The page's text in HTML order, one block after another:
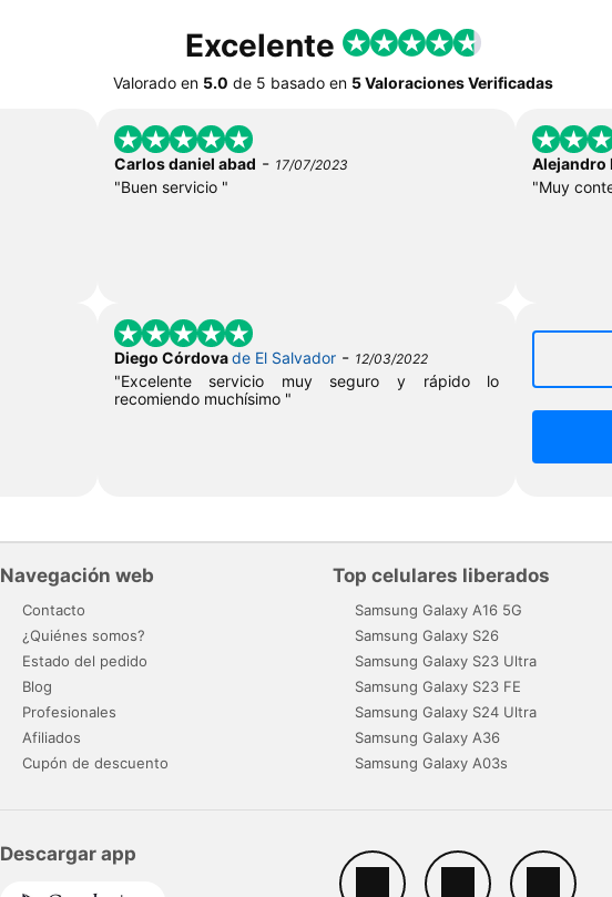
Excelente
Valorado en 5.0 de 5 basado en 5 Valoraciones Verificadas
Carlos daniel abad - 17/07/2023
"Buen servicio "
Alejandro
"Muy
Diego Córdovade El Salvador- 12/03/2022
"Excelente servicio muy seguro y rápido lo
recomiendo muchísimo "
Navegación web
Contacto
¿Quiénes somos?
Estado del pedido
Blog
Profesionales
Afiliados
Cupón de descuento
Top celulares liberados
Samsung Galaxy A16 5G
Samsung Galaxy S26
Samsung Galaxy S23 Ultra
Samsung Galaxy S23 FE
Samsung Galaxy S24 Ultra
Samsung Galaxy A36
Samsung Galaxy A03s
Descargar app